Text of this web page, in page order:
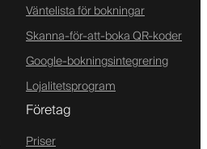
Väntelista för bokningar
Skanna-för-att-boka QR-koder
Google-bokningsintegrering
Lojalitetsprogram
Företag
Priser